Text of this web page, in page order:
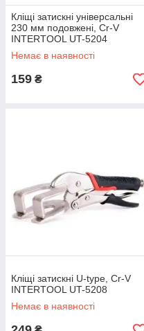
Кліщі затискні універсальні
230 мм подовжені, Cr-V
INTERTOOL UT-5204
Немає в наявності
159 ₴
Кліщі затискні U-type, Cr-V
INTERTOOL UT-5208
Немає в наявності